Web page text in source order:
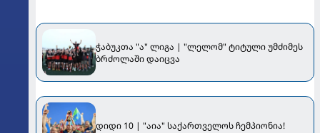
ჭაბუკთა "ა" ლიგა | "ლელომ" ტიტული უმძიმეს
ბრძოლაში დაიცვა
დიდი 10 | "აია" საქართველოს ჩემპიონია!